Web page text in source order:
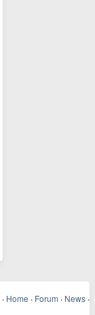
· Home · Forum · News ·